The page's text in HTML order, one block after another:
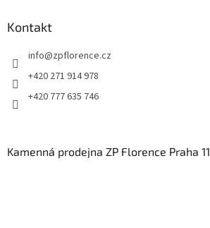
Kontakt
info@zpflorence.cz
+420 271 914 978
+420 777 635 746
Kamenná prodejna ZP Florence Praha 11